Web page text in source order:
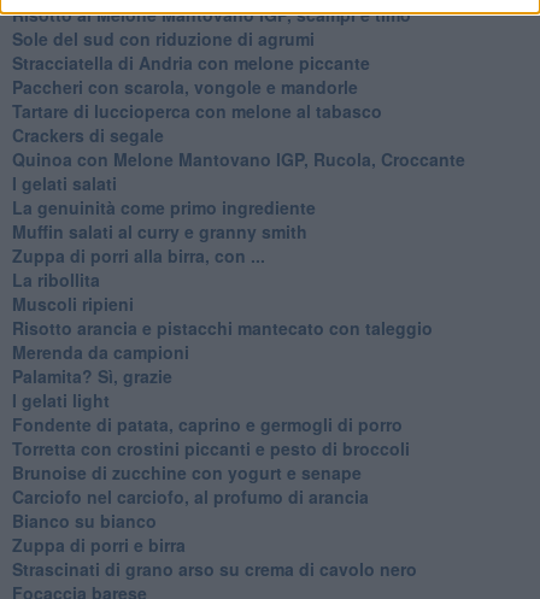
Risotto al Melone Mantovano IGP, scampi e timo
Sole del sud con riduzione di agrumi
Stracciatella di Andria con melone piccante
Paccheri con scarola, vongole e mandorle
Tartare di luccioperca con melone al tabasco
Crackers di segale
Quinoa con Melone Mantovano IGP, Rucola, Croccante
I gelati salati
La genuinità come primo ingrediente
Muffin salati al curry e granny smith
Zuppa di porri alla birra, con ...
La ribollita
Muscoli ripieni
Risotto arancia e pistacchi mantecato con taleggio
Merenda da campioni
Palamita? Sì, grazie
I gelati light
Fondente di patata, caprino e germogli di porro
Torretta con crostini piccanti e pesto di broccoli
Brunoise di zucchine con yogurt e senape
Carciofo nel carciofo, al profumo di arancia
Bianco su bianco
Zuppa di porri e birra
Strascinati di grano arso su crema di cavolo nero
Focaccia barese